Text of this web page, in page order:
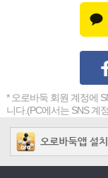
* 오로바둑 회원 계정에
니다.(PC에서는 SNS 계